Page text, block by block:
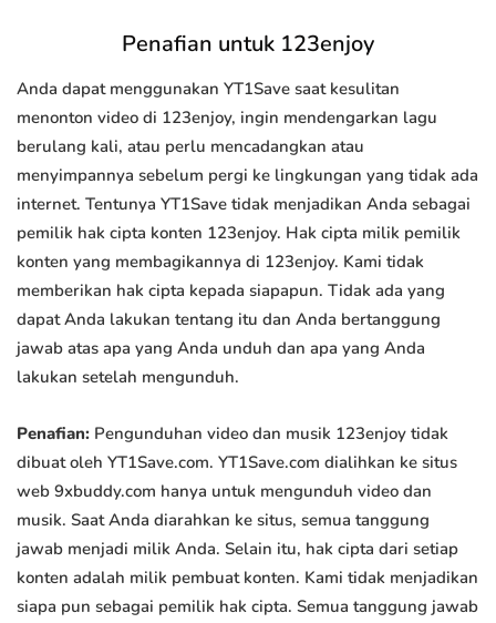
Penafian untuk 123enjoy
Anda dapat menggunakan YT1Save saat kesulitan
menonton video di 123enjoy, ingin mendengarkan lagu
berulang kali, atau perlu mencadangkan atau
menyimpannya sebelum pergi ke lingkungan yang tidak ada
internet. Tentunya YT1Save tidak menjadikan Anda sebagai
pemilik hak cipta konten 123enjoy. Hak cipta milik pemilik
konten yang membagikannya di 123enjoy. Kami tidak
memberikan hak cipta kepada siapapun. Tidak ada yang
dapat Anda lakukan tentang itu dan Anda bertanggung
jawab atas apa yang Anda unduh dan apa yang Anda
lakukan setelah mengunduh.
Penafian: Pengunduhan video dan musik 123enjoy tidak
dibuat oleh YT1Save.com. YT1Save.com dialihkan ke situs
web 9xbuddy.com hanya untuk mengunduh video dan
musik. Saat Anda diarahkan ke situs, semua tanggung
jawab menjadi milik Anda. Selain itu, hak cipta dari setiap
konten adalah milik pembuat konten. Kami tidak menjadikan
siapa pun sebagai pemilik hak cipta. Semua tanggung jawab